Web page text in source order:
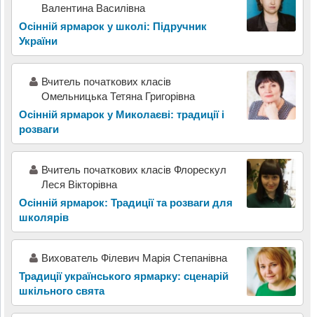
Валентина Василівна
Осінній ярмарок у школі: Підручник
України
Вчитель початкових класів
Омельницька Тетяна Григорівна
Осінній ярмарок у Миколаєві: традиції і
розваги
Вчитель початкових класів Флорескул
Леся Вікторівна
Осінній ярмарок: Традиції та розваги для
школярів
Вихователь Філевич Марія Степанівна
Традиції українського ярмарку: сценарій
шкільного свята